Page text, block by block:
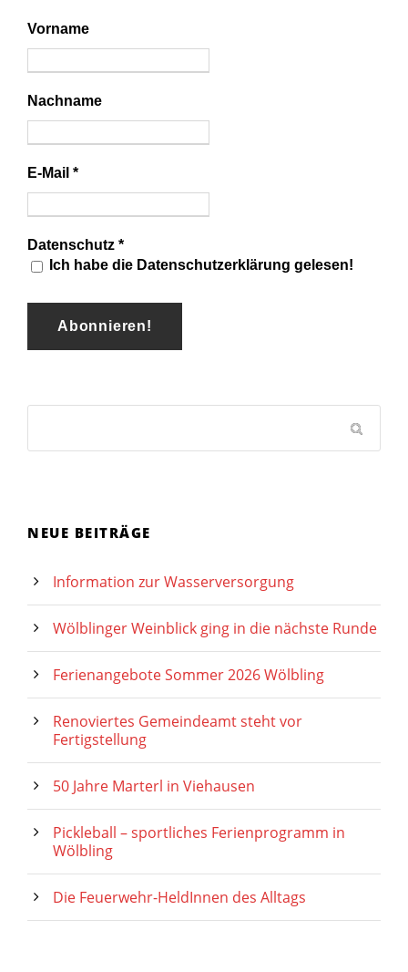
Vorname
Nachname
E-Mail *
Datenschutz *
Ich habe die Datenschutzerklärung gelesen!
NEUE BEITRÄGE
Information zur Wasserversorgung
Wölblinger Weinblick ging in die nächste Runde
Ferienangebote Sommer 2026 Wölbling
Renoviertes Gemeindeamt steht vor
Fertigstellung
50 Jahre Marterl in Viehausen
Pickleball – sportliches Ferienprogramm in
Wölbling
Die Feuerwehr-HeldInnen des Alltags